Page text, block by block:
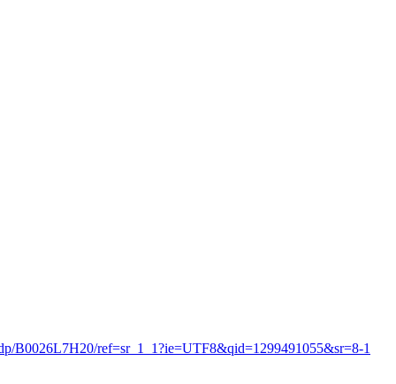
B0026L7H20/ref=sr_1_1?ie=UTF8&qid=1299491055&sr=8-1